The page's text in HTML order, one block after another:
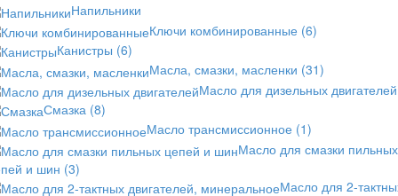
Напильники
Ключи комбинированные (6)
Канистры (6)
Масла, смазки, масленки (31)
Масло для дизельных двигателей
Смазка (8)
Масло трансмиссионное (1)
Масло для смазки пильных
и шин (3)
Масло для 2-